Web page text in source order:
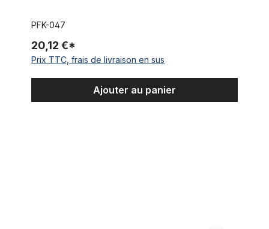
PFK-047
20,12 €*
Prix TTC, frais de livraison en sus
Ajouter au panier